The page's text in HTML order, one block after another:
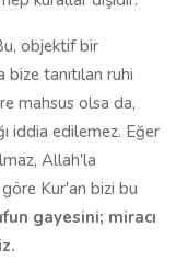
objektif bir
tanıtılan ruhi
mahsus olsa da,
iddia edilemez. Eğer
Allah'la
göre Kur'an bizi bu
gayesini; miracı